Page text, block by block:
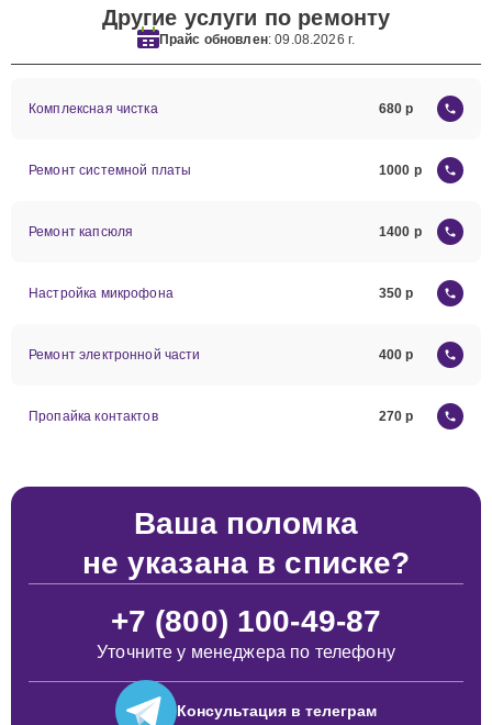
Другие услуги по ремонту
Прайс обновлен: 09.08.2026 г.
Комплексная чистка 680
Ремонт системной платы 1000
Ремонт капсюля 1400
Настройка микрофона 350
Ремонт электронной части 400
Пропайка контактов 270
Ваша поломка
не указана в списке?
+7 (800) 100-49-87
Уточните у менеджера по телефону
Консультация в телеграм